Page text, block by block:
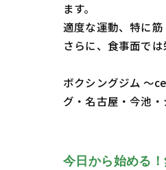
ます。
適度な運動、特に
さらに、食事面で
ボクシングジム ～
グ・名古屋・今池・
今日から始める